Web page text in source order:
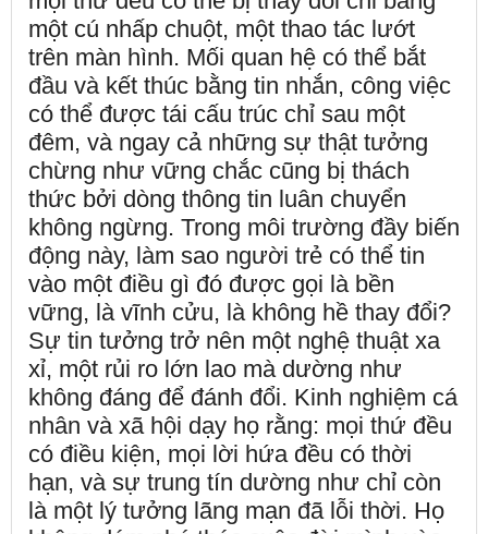
một cú nhấp chuột, một thao tác lướt
trên màn hình. Mối quan hệ có thể bắt
đầu và kết thúc bằng tin nhắn, công việc
có thể được tái cấu trúc chỉ sau một
đêm, và ngay cả những sự thật tưởng
chừng như vững chắc cũng bị thách
thức bởi dòng thông tin luân chuyển
không ngừng. Trong môi trường đầy biến
động này, làm sao người trẻ có thể tin
vào một điều gì đó được gọi là bền
vững, là vĩnh cửu, là không hề thay đổi?
Sự tin tưởng trở nên một nghệ thuật xa
xỉ, một rủi ro lớn lao mà dường như
không đáng để đánh đổi. Kinh nghiệm cá
nhân và xã hội dạy họ rằng: mọi thứ đều
có điều kiện, mọi lời hứa đều có thời
hạn, và sự trung tín dường như chỉ còn
là một lý tưởng lãng mạn đã lỗi thời. Họ